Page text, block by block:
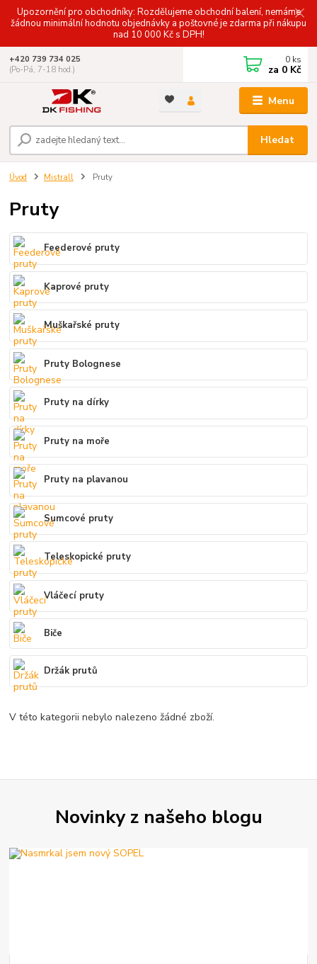
Upozornění pro obchodníky: Rozdělujeme obchodní balení, nemáme
žádnou minimální hodnotu objednávky a poštovné je zdarma při nákupu
nad 10 000 Kč s DPH!
Menu
Hledat
+420 739 734 025
(Po-Pá, 7-18 hod.)
0 ks
za 0 Kč
Úvod Mistrall Pruty
Pruty
Feederové pruty
Kaprové pruty
Muškařské pruty
Pruty Bolognese
Pruty na dírky
Pruty na moře
Pruty na plavanou
Sumcové pruty
Teleskopické pruty
Vláčecí pruty
Biče
Držák prutů
V této kategorii nebylo nalezeno žádné zboží.
Novinky z našeho blogu